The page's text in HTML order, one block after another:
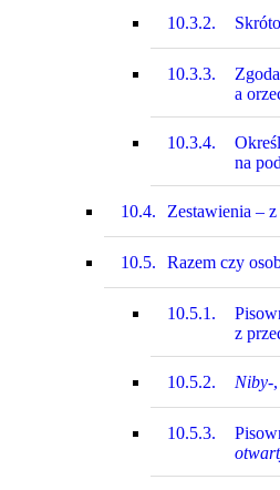
10.3.2.
10.3.3.
a
10.3.4.
na
10.4. Zestawienia –
10.5. Razem czy
10.5.1.
z
10.5.2. Niby-,
10.5.3.